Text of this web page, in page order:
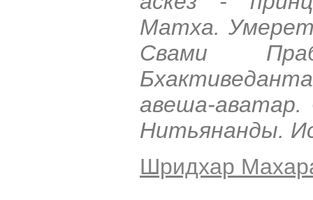
Матха.
Свами
авеша-аватар.
Нитьянанды.
Шридхар